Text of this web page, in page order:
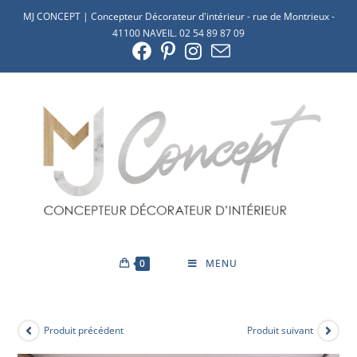
MJ CONCEPT | Concepteur Décorateur d'intérieur - rue de Montrieux -
41100 NAVEIL. 02 54 89 87 09
0 MENU
Produit précédent Produit suivant